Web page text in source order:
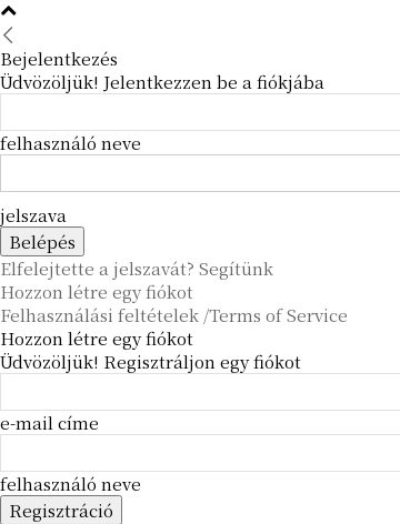
Bejelentkezés
Üdvözöljük! Jelentkezzen be a fiókjába
felhasználó neve
jelszava
Elfelejtette a jelszavát? Segítünk
Hozzon létre egy fiókot
Felhasználási feltételek /Terms of Service
Hozzon létre egy fiókot
Üdvözöljük! Regisztráljon egy fiókot
e-mail címe
felhasználó neve